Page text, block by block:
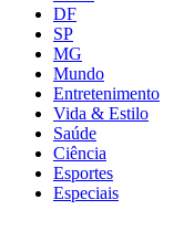
DF
SP
MG
Mundo
Entretenimento
Vida & Estilo
Saúde
Ciência
Esportes
Especiais